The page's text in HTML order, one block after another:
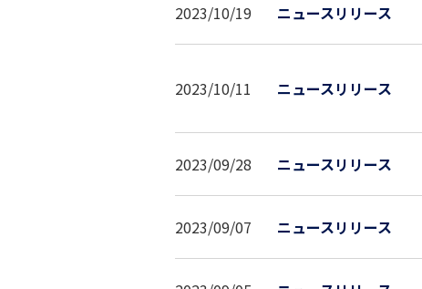
2023/10/19 ニュースリリース
2023/10/11 ニュースリリース
2023/09/28 ニュースリリース
2023/09/07 ニュースリリース